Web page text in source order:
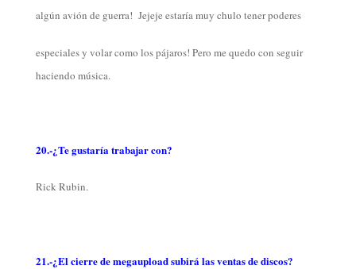
algún avión de guerra! Jejeje estaría muy chulo tener poderes
especiales y volar como los pájaros! Pero me quedo con seguir
haciendo música.
20.-¿Te gustaría trabajar con?
Rick Rubin.
21.-¿El cierre de megaupload subirá las ventas de discos?